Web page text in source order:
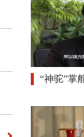
“神驼”